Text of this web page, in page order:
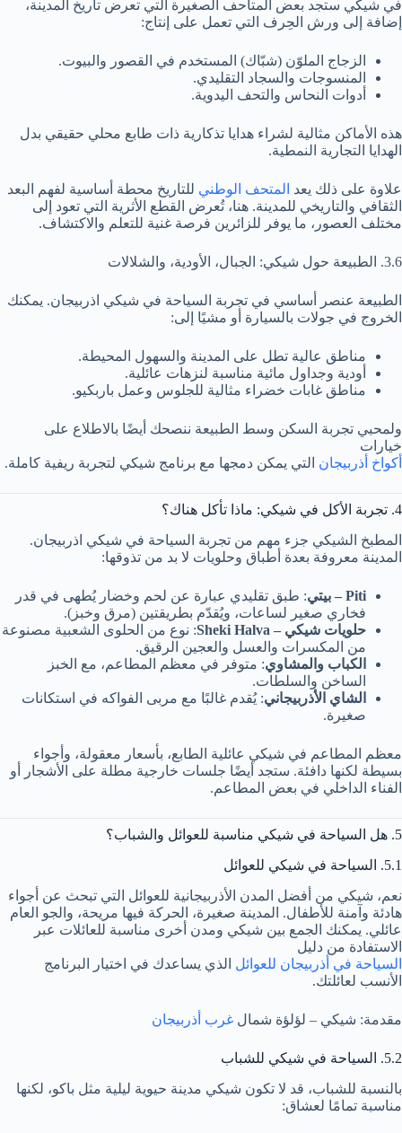
في شيكي ستجد بعض المتاحف الصغيرة التي تعرض تاريخ المدينة،
إضافة إلى ورش الحِرف التي تعمل على إنتاج:
الزجاج الملوّن (شبّاك) المستخدم في القصور والبيوت.
المنسوجات والسجاد التقليدي.
أدوات النحاس والتحف اليدوية.
هذه الأماكن مثالية لشراء هدايا تذكارية ذات طابع محلي حقيقي بدل
الهدايا التجارية النمطية.
علاوة على ذلك يعد المتحف الوطني للتاريخ محطة أساسية لفهم البعد
الثقافي والتاريخي للمدينة. هنا، تُعرض القطع الأثرية التي تعود إلى
مختلف العصور، ما يوفر للزائرين فرصة غنية للتعلم والاكتشاف.
3.6. الطبيعة حول شيكي: الجبال، الأودية، والشلالات
الطبيعة عنصر أساسي في تجربة السياحة في شيكي اذربيجان. يمكنك
الخروج في جولات بالسيارة أو مشيًا إلى:
مناطق عالية تطل على المدينة والسهول المحيطة.
أودية وجداول مائية مناسبة لنزهات عائلية.
مناطق غابات خضراء مثالية للجلوس وعمل باربكيو.
ولمحبي تجربة السكن وسط الطبيعة ننصحك أيضًا بالاطلاع على
خيارات
أكواخ أذربيجان التي يمكن دمجها مع برنامج شيكي لتجربة ريفية كاملة.
4. تجربة الأكل في شيكي: ماذا تأكل هناك؟
المطبخ الشيكي جزء مهم من تجربة السياحة في شيكي اذربيجان.
المدينة معروفة بعدة أطباق وحلويات لا بد من تذوقها:
Piti – بيتي
: طبق تقليدي عبارة عن لحم وخضار يُطهى في قدر
فخاري صغير لساعات، ويُقدّم بطريقتين (مرق وخبز).
حلويات شيكي – Sheki Halva
: نوع من الحلوى الشعبية مصنوعة
من المكسرات والعسل والعجين الرقيق.
الكباب والمشاوي: متوفر في معظم المطاعم، مع الخبز
الساخن والسلطات.
الشاي الأذربيجاني: يُقدم غالبًا مع مربى الفواكه في استكانات
صغيرة.
معظم المطاعم في شيكي عائلية الطابع، بأسعار معقولة، وأجواء
بسيطة لكنها دافئة. ستجد أيضًا جلسات خارجية مطلة على الأشجار أو
الفناء الداخلي في بعض المطاعم.
5. هل السياحة في شيكي مناسبة للعوائل والشباب؟
5.1. السياحة في شيكي للعوائل
نعم، شيكي من أفضل المدن الأذربيجانية للعوائل التي تبحث عن أجواء
هادئة وآمنة للأطفال. المدينة صغيرة، الحركة فيها مريحة، والجو العام
عائلي. يمكنك الجمع بين شيكي ومدن أخرى مناسبة للعائلات عبر
الاستفادة من دليل
السياحة في أذربيجان للعوائل الذي يساعدك في اختيار البرنامج
الأنسب لعائلتك.
مقدمة: شيكي – لؤلؤة شمال غرب أذربيجان
5.2. السياحة في شيكي للشباب
بالنسبة للشباب، قد لا تكون شيكي مدينة حيوية ليلية مثل باكو، لكنها
مناسبة تمامًا لعشاق: